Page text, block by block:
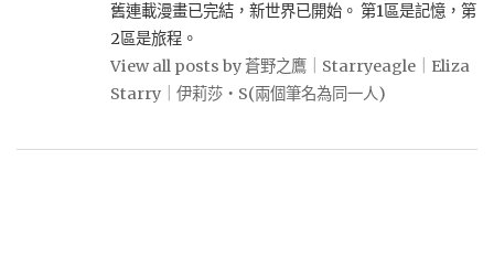
舊連載漫畫已完結，新世界已開始。 第1區是記憶，第
2區是旅程。
View all posts by 蒼野之鷹｜Starryeagle｜Eliza
Starry｜伊莉莎・S(兩個筆名為同一人)